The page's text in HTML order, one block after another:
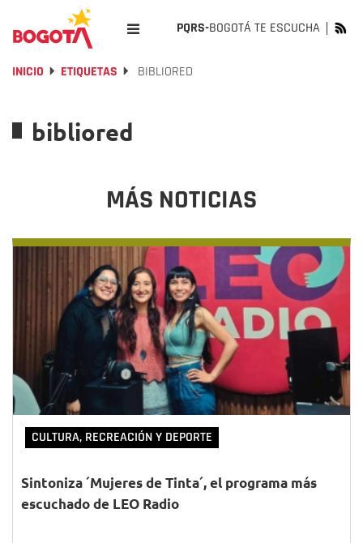
PQRS-BOGOTÁ TE ESCUCHA
INICIO ETIQUETAS BIBLIORED
bibliored
MÁS NOTICIAS
CULTURA, RECREACIÓN Y DEPORTE
Sintoniza ´Mujeres de Tinta´, el programa más
escuchado de LEO Radio